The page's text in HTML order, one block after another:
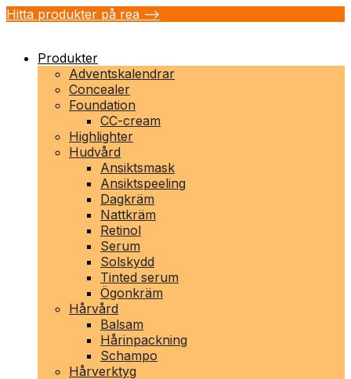
Hitta produkter på rea -->
Produkter
Adventskalendrar
Concealer
Foundation
CC-cream
Highlighter
Hudvård
Ansiktsmask
Ansiktspeeling
Dagkräm
Nattkräm
Retinol
Serum
Solskydd
Tinted serum
Ögonkräm
Hårvård
Balsam
Hårinpackning
Schampo
Hårverktyg